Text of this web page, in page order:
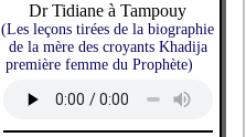
Dr Tidiane à Tampouy
(Les leçons tirées de la biographie
de la mère des croyants Khadija
première femme du Prophète)